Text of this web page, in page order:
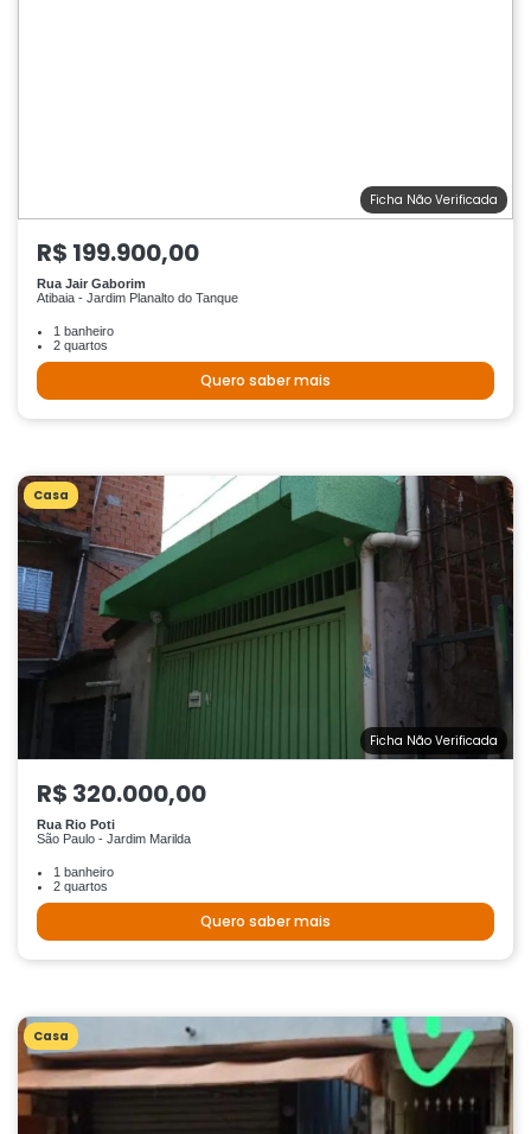
Ficha Não Verificada
R$ 199.900,00
Rua Jair Gaborim
Atibaia - Jardim Planalto do Tanque
1 banheiro
2 quartos
Quero saber mais
Casa
Ficha Não Verificada
R$ 320.000,00
Rua Rio Poti
São Paulo - Jardim Marilda
1 banheiro
2 quartos
Quero saber mais
Casa